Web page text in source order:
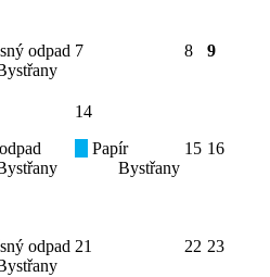
odpad 7 8 9
14
Papír
Bystřany
15 16
odpad 21 22 23